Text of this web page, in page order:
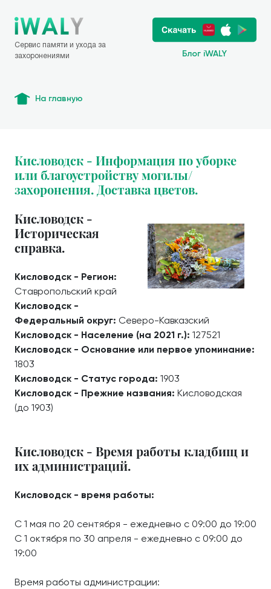
Сервис памяти и ухода за
захоронениями
Блог iWALY
На главную
Кисловодск - Информация по уборке
или благоустройству могилы/
захоронения. Доставка цветов.
Кисловодск -
Историческая
справка.
Кисловодск - Регион:
Ставропольский край
Кисловодск -
Федеральный округ: Северо-Кавказский
Кисловодск - Население (на 2021 г.): 127521
Кисловодск - Основание или первое упоминание:
1803
Кисловодск - Статус города: 1903
Кисловодск - Прежние названия: Кисловодская
(до 1903)
Кисловодск - Время работы кладбищ и
их администраций.
Кисловодск - время работы:
С 1 мая по 20 сентября - ежедневно с 09:00 до 19:00
С 1 октября по 30 апреля - ежедневно с 09:00 до
19:00
Время работы администрации: